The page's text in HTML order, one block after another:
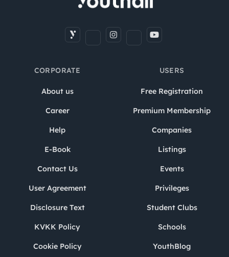
CORPORATE
About us
Career
Help
E-Book
Contact Us
User Agreement
Disclosure Text
KVKK Policy
Cookie Policy
USERS
Free Registration
Premium Membership
Companies
Listings
Events
Privileges
Student Clubs
Schools
YouthBlog